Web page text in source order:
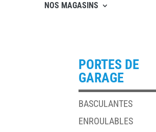
NOS MAGASINS
PORTES DE
GARAGE
BASCULANTES
ENROULABLES